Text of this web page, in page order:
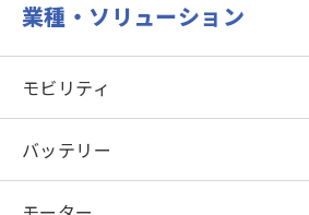
業種・ソリューション
モビリティ
バッテリー